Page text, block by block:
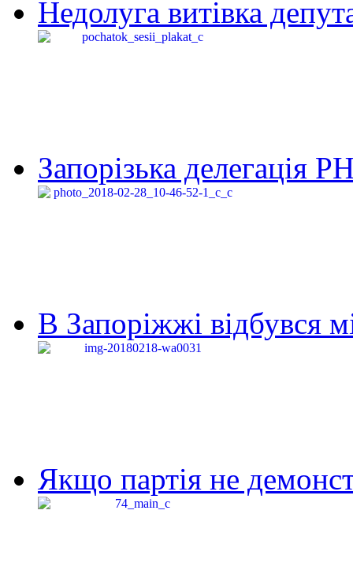
Недолуга витівка
Запорізька делегація
В Запоріжжі відбувся
Якщо партія не